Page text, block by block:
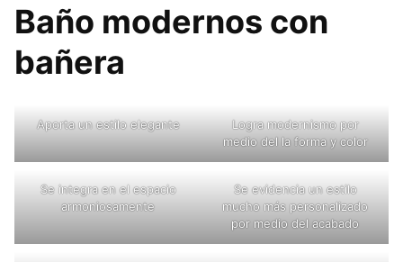
Baño modernos con
bañera
Aporta un estilo elegante
Logra modernismo por
medio del la forma y color
Se integra en el espacio
armoniosamente
Se evidencia un estilo
mucho más personalizado
por medio del acabado